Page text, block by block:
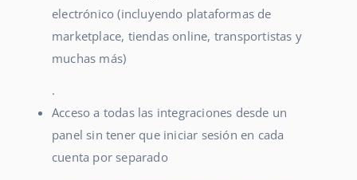
Repricer paramarketplaces
electrónico (incluyendo plataformas de
marketplace, tiendas online, transportistas y
muchas más)
.
Acceso a todas las integraciones desde un
panel sin tener que iniciar sesión en cada
cuenta por separado